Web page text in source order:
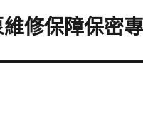
修保障保密